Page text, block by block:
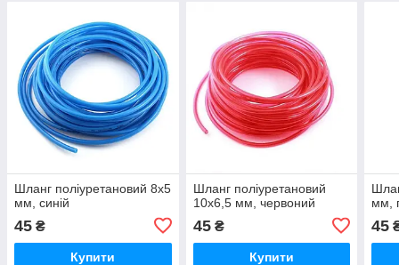
Шланг поліуретановий 8х5
мм, синій
45 ₴
Купити
Шланг поліуретановий
10х6,5 мм, червоний
45₴
Купити
мм,
45